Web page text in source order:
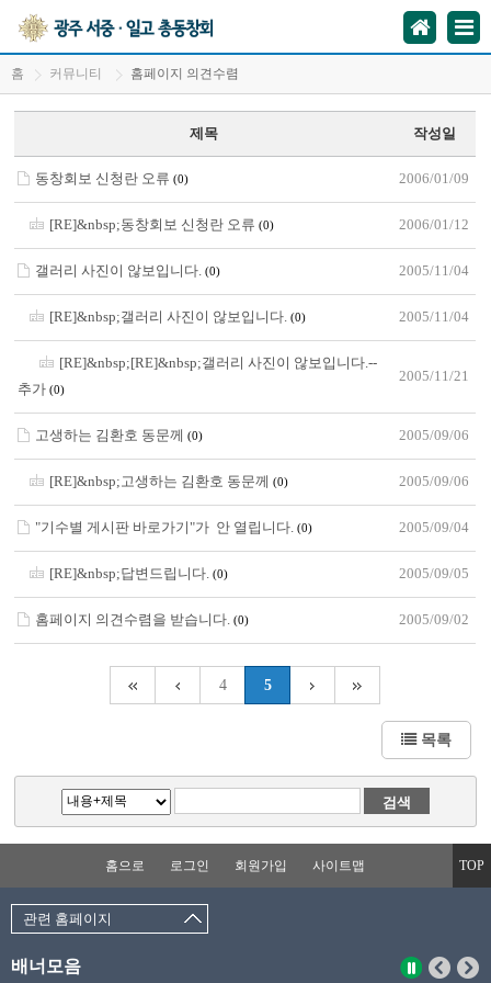
홈 커뮤니티 홈페이지 의견수렴
제목 작성일
동창회보 신청란 오류(0) 2006/01/09
[RE]&nbsp;동창회보 신청란 오류(0) 2006/01/12
갤러리 사진이 않보입니다.(0) 2005/11/04
[RE]&nbsp;갤러리 사진이 않보입니다.(0) 2005/11/04
[RE]&nbsp;[RE]&nbsp;갤러리 사진이 않보입니다.--
추가(0)
2005/11/21
고생하는 김환호 동문께(0) 2005/09/06
[RE]&nbsp;고생하는 김환호 동문께(0) 2005/09/06
"기수별 게시판 바로가기"가 안 열립니다.(0) 2005/09/04
[RE]&nbsp;답변드립니다.(0) 2005/09/05
홈페이지 의견수렴을 받습니다.(0) 2005/09/02
4 5
목록
홈으로 로그인 회원가입 사이트맵 TOP
관련 홈페이지
배너모음